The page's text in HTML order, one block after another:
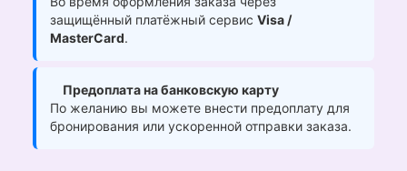
защищённый платёжный сервис Visa /
MasterCard.
Предоплата на банковскую карту
По желанию вы можете внести предоплату для
бронирования или ускоренной отправки заказа.